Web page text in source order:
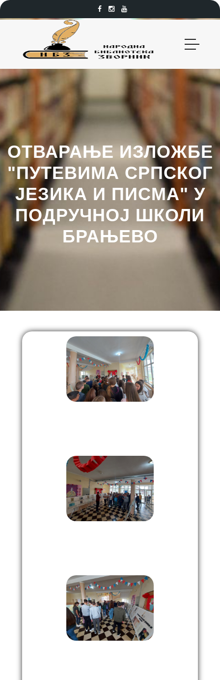
ОТВАРАЊЕ ИЗЛОЖБЕ
"ПУТЕВИМА СРПСКОГ
ЈЕЗИКА И ПИСМА" У
ПОДРУЧНОЈ ШКОЛИ
БРАЊЕВО